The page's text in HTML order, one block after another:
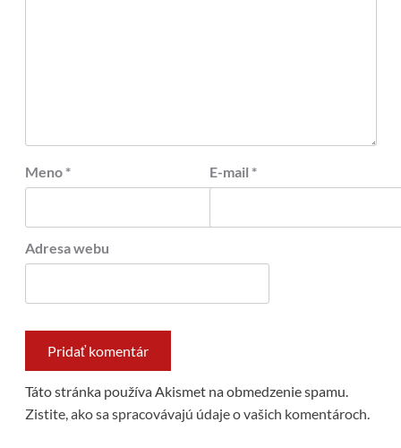
Meno * E-mail *
Adresa webu
Táto stránka používa Akismet na obmedzenie spamu.
Zistite, ako sa spracovávajú údaje o vašich komentároch.